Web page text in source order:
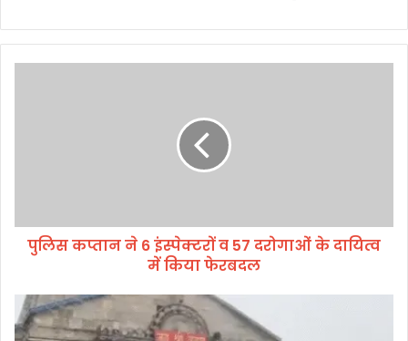
इं
5
पुलिस कप्तान ने 6 इंस्पेक्टरों व 57 दरोगाओं के दायित्व
में किया फेरबदल
के
दा